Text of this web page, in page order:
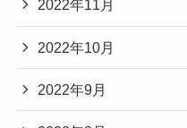
2022年11月
2022年10月
2022年9月